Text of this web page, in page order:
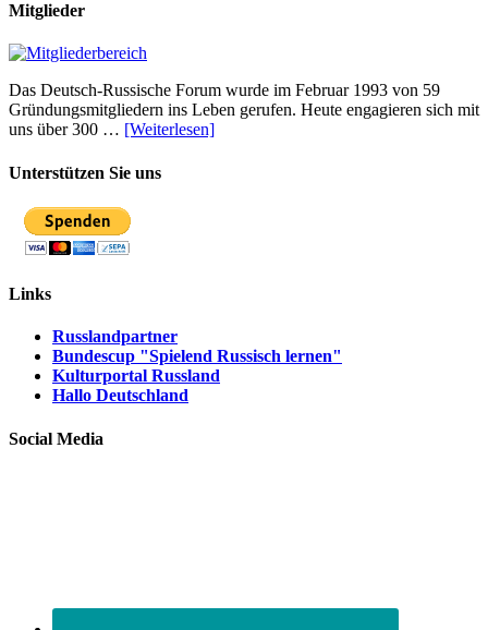
Mitglieder
Das Deutsch-Russische Forum wurde im Februar 1993 von 59
Gründungsmitgliedern ins Leben gerufen. Heute engagieren sich mit
uns über 300 … [Weiterlesen]
Unterstützen Sie uns
Links
Russlandpartner
Bundescup "Spielend Russisch lernen"
Kulturportal Russland
Hallo Deutschland
Social Media